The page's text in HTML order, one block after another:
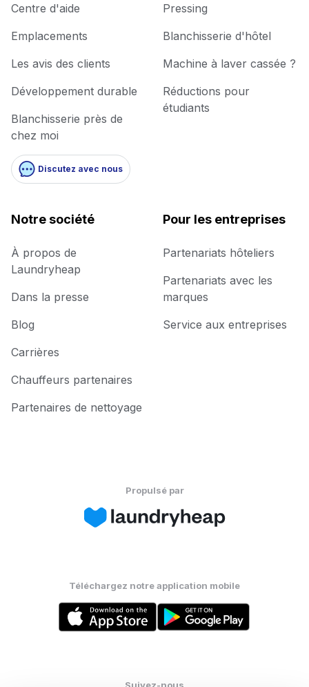
Centre d'aide
Emplacements
Les avis des clients
Développement durable
Blanchisserie près de
chez moi
Discutez avec nous
Pressing
Blanchisserie d'hôtel
Machine à laver cassée ?
Réductions pour
étudiants
Notre société
À propos de
Laundryheap
Dans la presse
Blog
Carrières
Chauffeurs partenaires
Partenaires de nettoyage
Pour les entreprises
Partenariats hôteliers
Partenariats avec les
marques
Service aux entreprises
Propulsé par
Téléchargez notre application mobile